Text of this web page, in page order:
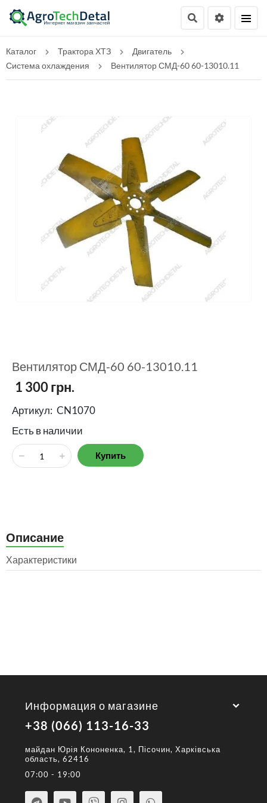
Каталог Трактора ХТЗ
Двигатель
Система охлаждения
Вентилятор СМД-60 60-13010.11
Вентилятор СМД-60 60-13010.11
1 300грн.
Артикул: CN1070
Есть в наличии
Купить
Описание
Характеристики
Информация о магазине
+38 (066) 113-16-33
майдан Юрія Кононенка, 1, Пісочин, Харківська
область, 62416
07:00 - 19:00